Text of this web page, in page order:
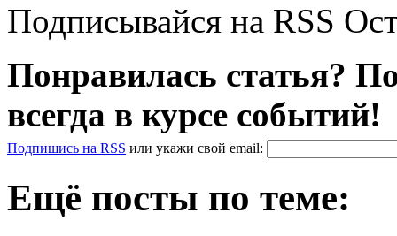
Подписывайся на RSS
Понравилась статья?
всегда в курсе событий!
Подпишись на RSS или укажи свой email:
Ещё посты по теме: